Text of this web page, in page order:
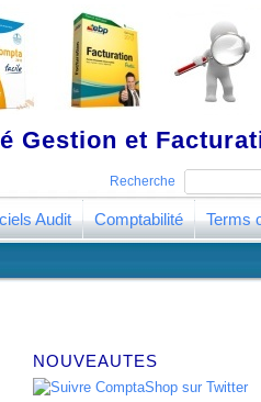
Gestion et
Recherche
Audit Comptabilité Terms
NOUVEAUTES